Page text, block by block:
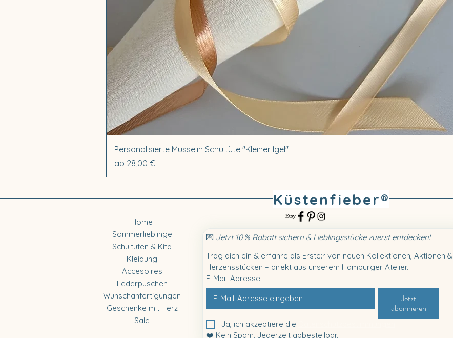
Personalisierte Musselin Schultüte "Kleiner Igel"
ab 28,00 €
Sale-Preis
Küstenfieber®
Home
Sommerlieblinge
Schultüten & Kita
Kleidung
Accesoires
Lederpuschen
Wunschanfertigungen
Geschenke mit Herz
Sale
💌 Jetzt 10 % Rabatt sichern & Lieblingsstücke zuerst entdecken!
Trag dich ein & erfahre als Erste:r von neuen Kollektionen, Aktionen &
Herzensstücken – direkt aus unserem Hamburger Atelier.
E-Mail-Adresse
Jetzt
abonnieren
Ja, ich akzeptiere die
.
❤️ Kein Spam. Jederzeit abbestellbar.